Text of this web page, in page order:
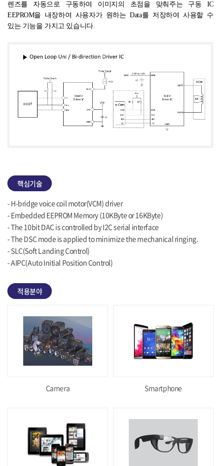
렌즈를 자동으로 구동하여 이미지의 초점을 맞춰주는 구동 IC
EEPROM을 내장하여 사용자가 원하는Data를 저장하여 사용할 수
있는 기능을 가지고 있습니다.
핵심기술
- H-bridge voice coil motor(VCM) driver
- Embedded EEPROM Memory (10KByte or 16KByte)
- The 10bit DAC is controlled by I2C serial interface
- The DSC mode is applied to minimize the mechanical ringing.
- SLC(Soft Landing Control)
- AIPC(Auto Initial Position Control)
적용분야
Camera Smartphone